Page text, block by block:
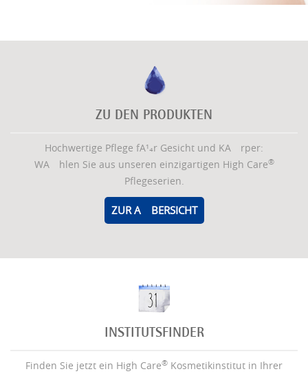
ZU DEN PRODUKTEN
Hochwertige Pflege fÃ¼r Gesicht und KÃ¶rper:
WÃ¤hlen Sie aus unseren einzigartigen High Care®
Pflegeserien.
ZUR ÃŒBERSICHT
INSTITUTSFINDER
Finden Sie jetzt ein High Care® Kosmetikinstitut in Ihrer